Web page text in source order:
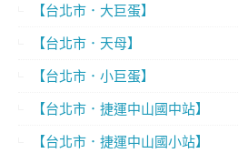
【台北市．大巨蛋】
【台北市．天母】
【台北市．小巨蛋】
【台北市．捷運中山國中站】
【台北市．捷運中山國小站】